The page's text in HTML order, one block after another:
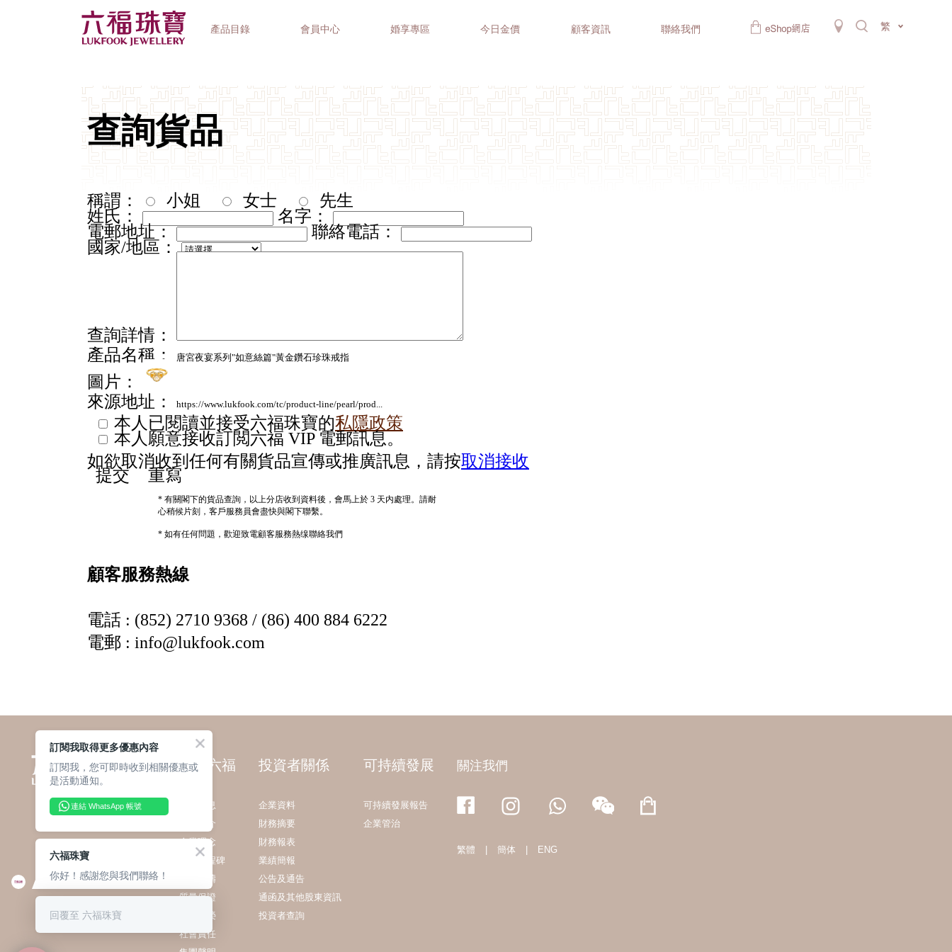
產品目錄 會員中心 婚享專區 今日金價 顧客資訊 聯絡我們 繁
鐘錶品牌 精選禮品
關於六福
最新消息
集團簡介
企業理念
發展里程碑
業務範疇
質量保證
獎項殊榮
社會責任
投資者關係
企業資料
財務摘要
財務報表
業績簡報
公告及通告
通函及其他股東資訊
投資者查詢
可持續發展
可持續發展報告
企業管治
關注我們
繁體 簡体 ENG
訂閱我取得更多優惠內容
訂閱我，您可即時收到相關優惠或
是活動通知。
連結 WhatsApp 帳號
六福珠寶
你好！感謝您與我們聯絡！
回覆至 六福珠寶